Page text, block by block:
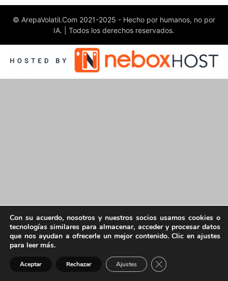
© ArepaVolatil.Com 2021-2025 - Hecho por humanos, no por
IA. | Todos los derechos reservados.
Con su acuerdo, nosotros y nuestros socios usamos cookies o
tecnologías similares para almacenar, acceder y procesar datos
que nos ayudan a ofrecerle un mejor contenido. Clic en ajustes
para leer más.
Aceptar Rechazar Ajustes Cerrar el banner de